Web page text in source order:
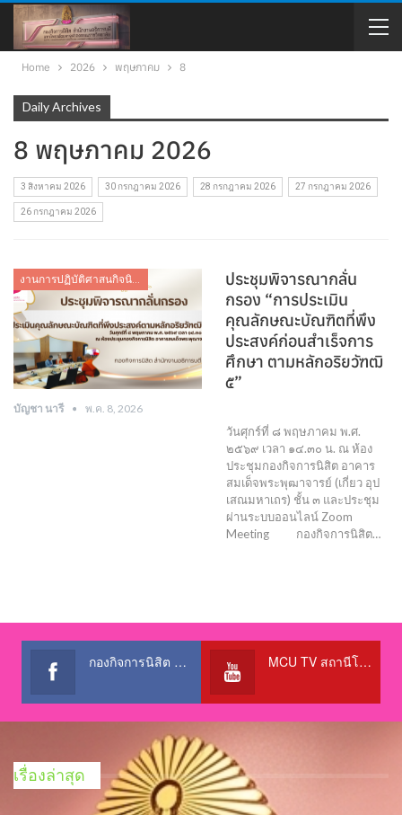
Home 2026 พฤษภาคม 8
Daily Archives
8 พฤษภาคม 2026
3 สิงหาคม 2026 30 กรกฎาคม 2026 28 กรกฎาคม 2026 27 กรกฎาคม 2026
26 กรกฎาคม 2026
งานการปฏิบัติศาสนกิจนิสิต
ประชุมพิจารณากลั่น
กรอง “การประเมิน
คุณลักษณะบัณฑิตที่พึง
ประสงค์ก่อนสำเร็จการ
ศึกษา ตามหลักอริยวัฑฒิ
๕”
บัญชา นารี พ.ค. 8, 2026
วันศุกร์ที่ ๘ พฤษภาคม พ.ศ.
๒๕๖๙ เวลา ๑๔.๓๐ น. ณ ห้อง
ประชุมกองกิจการนิสิต อาคาร
สมเด็จพระพุฒาจารย์ (เกี่ยว อุป
เสณมหาเถร) ชั้น ๓ และประชุม
ผ่านระบบออนไลน์ Zoom
Meeting กองกิจการนิสิต…
กองกิจการนิสิต สำนักงานอธิการบดี MCU TV สถานีโทรทัศน์เพื่อการศึกษา @OfficialTBCChannel
เรื่องล่าสุด